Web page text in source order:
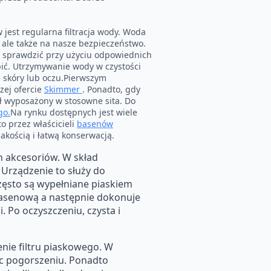
regularna filtracja wody. Woda
także na nasze bezpieczeństwo.
przy użyciu odpowiednich
Utrzymywanie wody w czystości
lub oczu.Pierwszym
ofercie Skimmer . Ponadto, gdy
w stosowne sita. Do
Na rynku dostępnych jest wiele
przez właścicieli basenów
i łatwą konserwacją.
W skład
to służy do
są wypełniane piaskiem
a następnie dokonuje
oczyszczeniu, czysta i
filtru piaskowego. W
pogorszeniu. Ponadto